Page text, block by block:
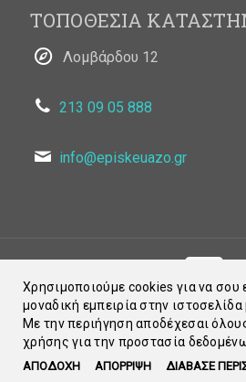
ΤΟΠΟΘΕΣΙΑ
Λομβάρδου 12
213 09 05 888
info@episkeuazo.gr
© 2021 Episkeuazo.gr. All
Χρησιμοποιούμε cookies για να σου
μοναδική εμπειρία στην ιστοσελίδα
Με την περιήγηση αποδέχεσαι
χρήσης για την προστασία
ΑΠΟΔΟΧΗ ΑΠΟΡΡΙΨΗ ΔΙΑΒΑΣΕ